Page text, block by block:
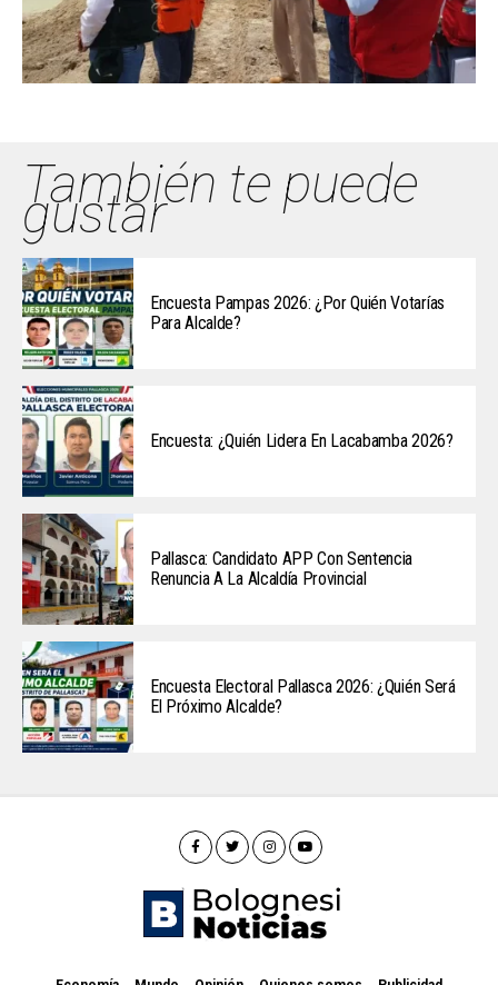
También te puede
gustar
Encuesta Pampas 2026: ¿Por Quién Votarías
Para Alcalde?
Encuesta: ¿Quién Lidera En Lacabamba 2026?
Pallasca: Candidato APP Con Sentencia
Renuncia A La Alcaldía Provincial
Encuesta Electoral Pallasca 2026: ¿Quién Será
El Próximo Alcalde?